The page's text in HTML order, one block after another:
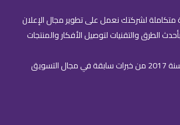
متكاملة لشركتك نعمل على تطوير مجال الإعلان
الطرق والتقنيات لتوصيل الأفكار والمنتجات
تأسست الشركة في سنة 2017 من خبرات سابقة في مجال التسويق